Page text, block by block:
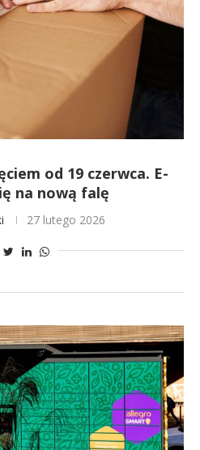
od 19 czerwca. E-
na nową falę
27 lutego 2026